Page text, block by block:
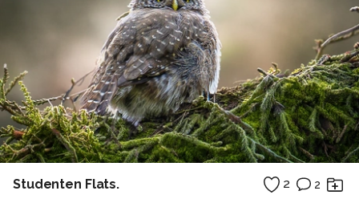
Studenten Flats. 2 2